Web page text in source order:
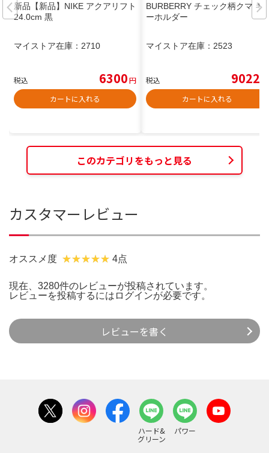
新品【新品】NIKE アクアリフト
24.0cm 黒
マイストア在庫： 2710
税込 6300円
カートに入れる
BURBERRY チェック柄クマ キ
ーホルダー
マイストア在庫： 2523
税込 9022
カートに入れる
このカテゴリをもっと見る
カスタマーレビュー
オススメ度 4点
現在、3280件のレビューが投稿されています。
レビューを投稿するには ログインが必要です。
レビューを書く
ハード&
グリーン
パワー